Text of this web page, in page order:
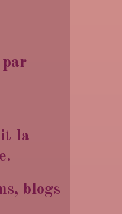
par
la
blogs